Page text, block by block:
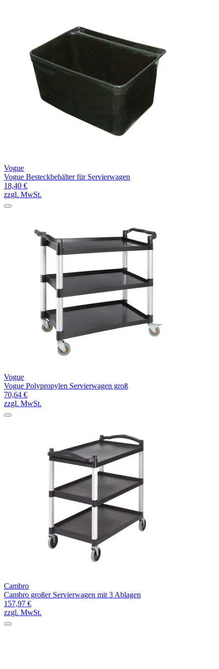
Vogue
Vogue Besteckbehälter für Servierwagen
18,40 €
zzgl. MwSt.
Vogue
Vogue Polypropylen Servierwagen groß
70,64 €
zzgl. MwSt.
Cambro
Cambro großer Servierwagen mit 3 Ablagen
157,97 €
zzgl. MwSt.